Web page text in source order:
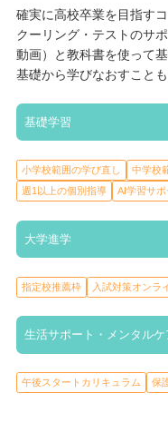
校！！（2024年度時点）
ンスも広がります。 また
行っております。入学し
したいかわからない」「
門学校の先生方からお話
を広げます。毎回生徒か
を不安に思っている生徒
しょう！
確実に高校卒業を目指す
クーリング・テストのサ
動画）と教科書を使って
基礎から学びなおすことも
基礎学習
小学校範囲の学び直し 中学校
週1以上の個別指導
AI学習サポ
大学進学
指定校推薦枠 入試対策オンラ
生活サポート・メンタルケ
午後スタートカリキュラム 保